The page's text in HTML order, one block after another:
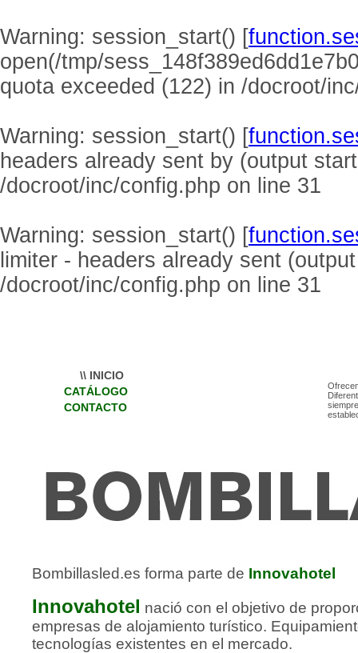
Warning: session_start() [
open(/tmp/
quota exceeded (122) in /docroot/
Warning: session_start() [
headers already sent by (output
/docroot/inc/config.php on line 31
Warning: session_start() [
limiter - headers already sent
/docroot/inc/config.php on line 31
\\ INICIO
CATÁLOGO
CONTACTO
Bombillasled.es forma parte de Innovahotel
Innovahotel nació con el objetivo de
empresas de alojamiento turístico.
tecnologías existentes en el mercado.